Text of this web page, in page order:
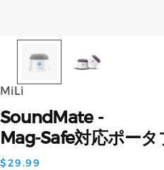
MiLi
SoundMate -
Mag-Safe対応ポー
$29.99